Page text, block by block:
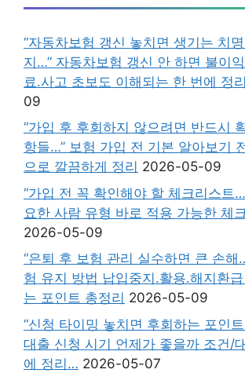
“자동차보험 갱신 놓치면 생기는 치
지…” 자동차보험 갱신 안 하면 불이
료.사고 초보도 이해되는 한 번에 정리
09
“가입 후 후회하지 않으려면 반드시
항들…” 보험 가입 전 기본 알아보기
으로 깔끔하게 정리 2026-05-09
“가입 전 꼭 확인해야 할 체크리스트
요한 사람 유형 바로 적용 가능한 체
2026-05-09
“은퇴 후 보험 관리 실수하면 큰 손해
험 유지 방법 납입중지.활용.해지환
는 포인트 총정리 2026-05-09
“신청 타이밍 놓치면 후회하는 포인
대출 신청 시기 언제가 좋을까 조건/
에 정리… 2026-05-07